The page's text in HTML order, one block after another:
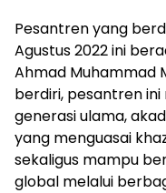
Pesantren yang
Agustus 2022 ini
Ahmad Muhammad
berdiri, pesantren
generasi ulama,
yang menguasai
sekaligus mampu
global melalui